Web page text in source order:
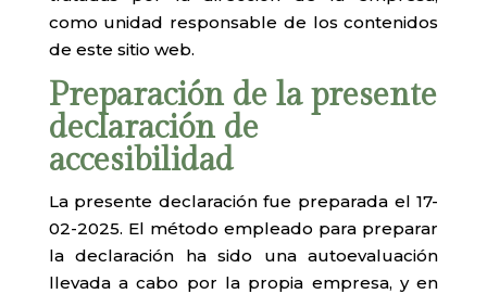
como unidad responsable de los contenidos
de este sitio web.
Preparación de la presente
declaración de
accesibilidad
La presente declaración fue preparada el 17-
02-2025. El método empleado para preparar
la declaración ha sido una autoevaluación
llevada a cabo por la propia empresa, y en